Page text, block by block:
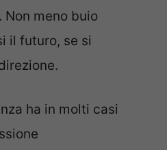
Non meno buio
il futuro, se si
ha in molti casi